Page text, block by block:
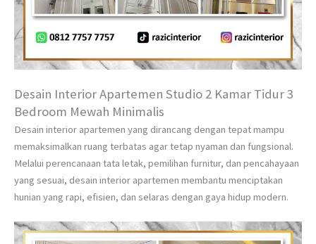
Desain Interior Apartemen Studio 2 Kamar Tidur 3
Bedroom Mewah Minimalis
Desain interior apartemen yang dirancang dengan tepat mampu
memaksimalkan ruang terbatas agar tetap nyaman dan fungsional.
Melalui perencanaan tata letak, pemilihan furnitur, dan pencahayaan
yang sesuai, desain interior apartemen membantu menciptakan
hunian yang rapi, efisien, dan selaras dengan gaya hidup modern.